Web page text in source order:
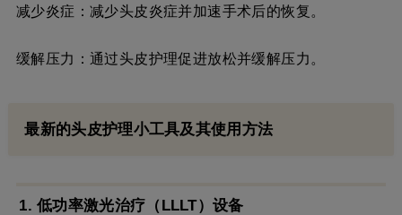
减少炎症：减少头皮炎症并加速手术后的恢复。
缓解压力：通过头皮护理促进放松并缓解压力。
最新的头皮护理小工具及其使用方法
1. 低功率激光治疗（LLLT）设备